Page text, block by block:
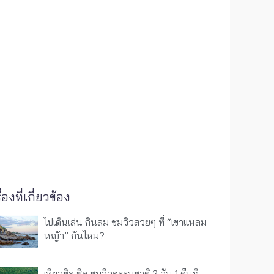
องที่เกี่ยวข้อง
ไปเดินเล่น กินลม ชมวิวสวยๆ ที่ “เขาแหลม
หญ้า” กันไหม?